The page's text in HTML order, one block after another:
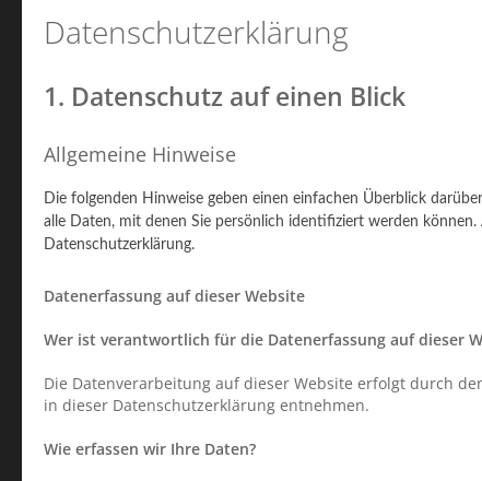
Datenschutzerklärung
1. Datenschutz auf einen Blick
Allgemeine Hinweise
Die folgenden Hinweise geben einen einfachen Überblick
alle Daten, mit denen Sie persönlich identifiziert werden
Datenschutzerklärung.
Datenerfassung auf dieser Website
Wer ist verantwortlich für die Datenerfassung auf dieser
Die Datenverarbeitung auf dieser Website erfolgt durch
in dieser Datenschutzerklärung entnehmen.
Wie erfassen wir Ihre Daten?